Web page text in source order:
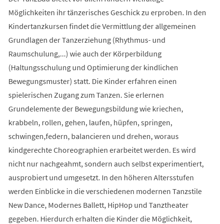
Möglichkeiten ihr tänzerisches Geschick zu erproben. In den
Kindertanzkursen findet die Vermittlung der allgemeinen
Grundlagen der Tanzerziehung (Rhythmus- und
Raumschulung,...) wie auch der Körperbildung
(Haltungsschulung und Optimierung der kindlichen
Bewegungsmuster) statt. Die Kinder erfahren einen
spielerischen Zugang zum Tanzen. Sie erlernen
Grundelemente der Bewegungsbildung wie kriechen,
krabbeln, rollen, gehen, laufen, hüpfen, springen,
schwingen,federn, balancieren und drehen, woraus
kindgerechte Choreographien erarbeitet werden. Es wird
nicht nur nachgeahmt, sondern auch selbst experimentiert,
ausprobiert und umgesetzt. In den höheren Altersstufen
werden Einblicke in die verschiedenen modernen Tanzstile
New Dance, Modernes Ballett, HipHop und Tanztheater
gegeben. Hierdurch erhalten die Kinder die Möglichkeit,